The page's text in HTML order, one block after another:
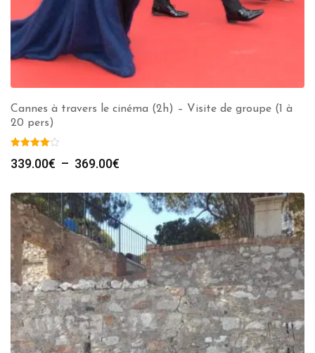
Cannes à travers le cinéma (2h) – Visite de groupe (1 à
20 pers)
339.00€ – 369.00€
prix :
339.00€
à
369.00€